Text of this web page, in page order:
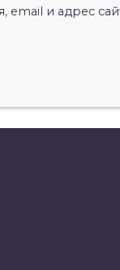
email и адрес